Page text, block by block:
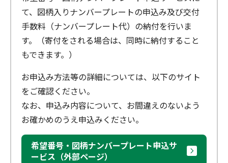
て、図柄入りナンバープレートの申込み及び交付
手数料（ナンバープレート代）の納付を行いま
す。（寄付をされる場合は、同時に納付すること
もできます。）
お申込み方法等の詳細については、以下のサイト
をご確認ください。
なお、申込み内容について、お間違えのないよう
お確かめのうえ申込みください。
希望番号・図柄ナンバープレート申込サ
ービス（外部ページ）